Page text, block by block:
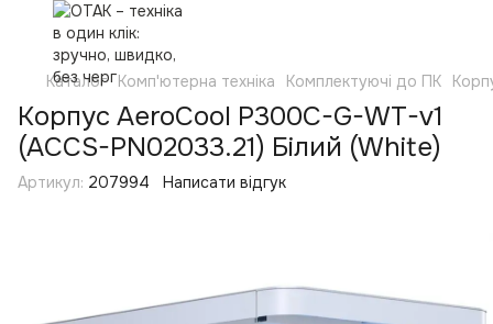
Каталог Комп'ютерна техніка Комплектуючі до ПК
Корпус AeroCool P300C-G-WT-v1
(ACCS-PN02033.21) Білий (White)
Артикул: 207994 Написати відгук